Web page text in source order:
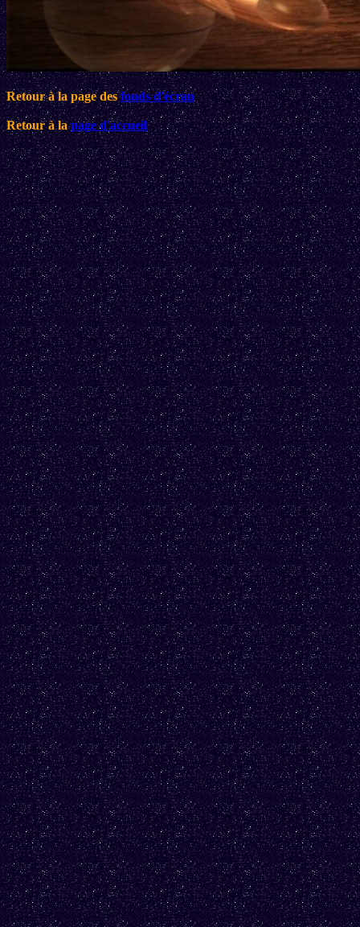
Retour à la page desfonds d'écran
Retour à lapage d'accueil